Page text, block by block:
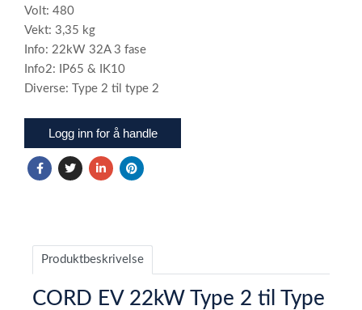
Volt: 480
Vekt: 3,35 kg
Info: 22kW 32A 3 fase
Info2: IP65 & IK10
Diverse: Type 2 til type 2
Logg inn for å handle
Produktbeskrivelse
CORD EV 22kW Type 2 til Type